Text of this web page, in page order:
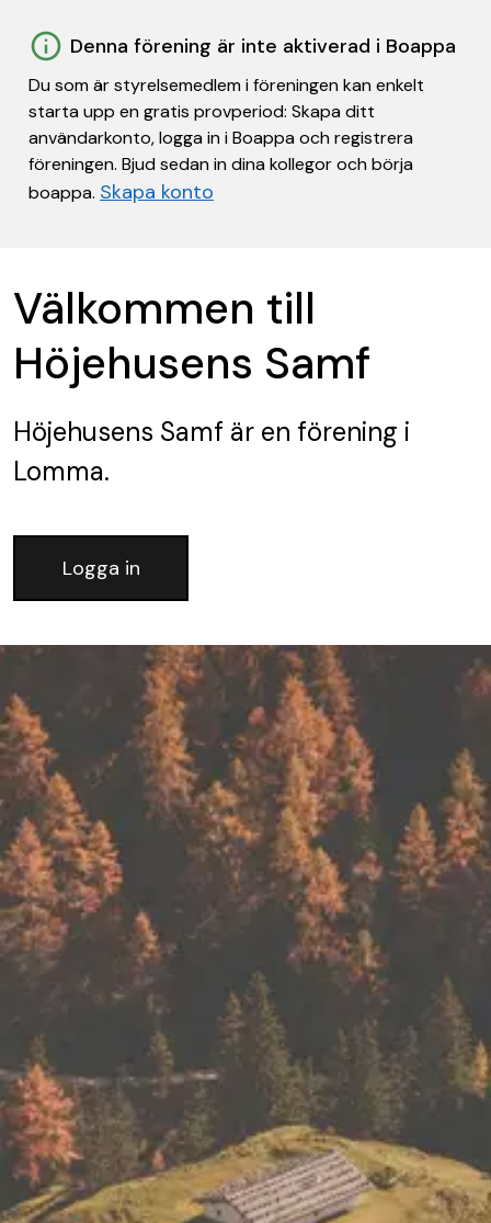
Denna förening är inte aktiverad i Boappa
Du som är styrelsemedlem i föreningen kan enkelt
starta upp en gratis provperiod: Skapa ditt
användarkonto, logga in i Boappa och registrera
föreningen. Bjud sedan in dina kollegor och börja
boappa. Skapa konto
Välkommen till
Höjehusens Samf
Höjehusens Samf är en förening i
Lomma.
Logga in